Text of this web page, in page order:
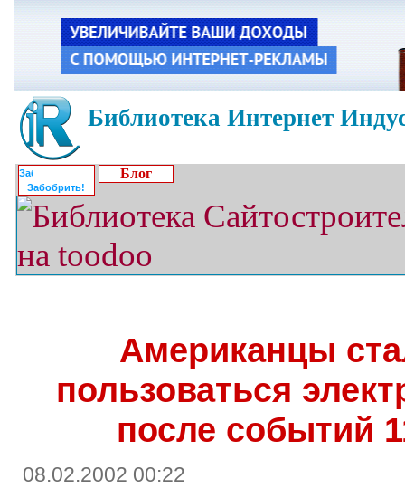
Библиотека Интернет
Забобрить!
Блог
Американцы
пользоваться
после событий
08.02.2002 00:22